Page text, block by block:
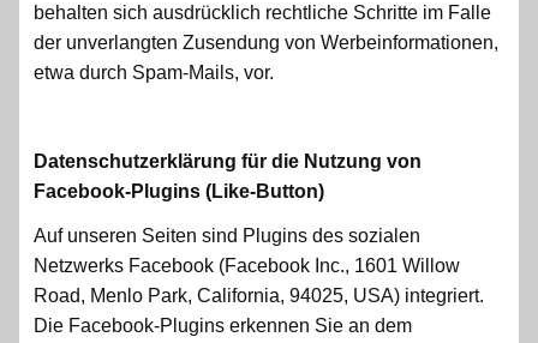
behalten sich ausdrücklich rechtliche Schritte im Falle
der unverlangten Zusendung von Werbeinformationen,
etwa durch Spam-Mails, vor.
Datenschutzerklärung für die Nutzung von
Facebook-Plugins (Like-Button)
Auf unseren Seiten sind Plugins des sozialen
Netzwerks Facebook (Facebook Inc., 1601 Willow
Road, Menlo Park, California, 94025, USA) integriert.
Die Facebook-Plugins erkennen Sie an dem